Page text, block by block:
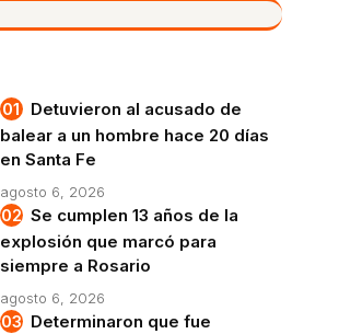
Detuvieron al acusado de
balear a un hombre hace 20 días
en Santa Fe
agosto 6, 2026
Se cumplen 13 años de la
explosión que marcó para
siempre a Rosario
agosto 6, 2026
Determinaron que fue